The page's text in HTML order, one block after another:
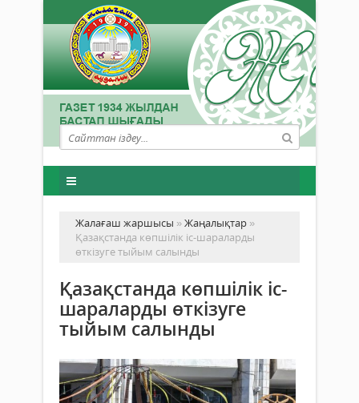
Жалағаш жаршысы »Жаңалықтар »
Қазақстанда көпшілік іс-шараларды
өткізуге тыйым салынды
Қазақстанда көпшілік іс-
шараларды өткізуге
тыйым салынды